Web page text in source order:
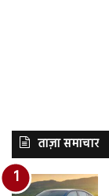
ताज़ा समाचार